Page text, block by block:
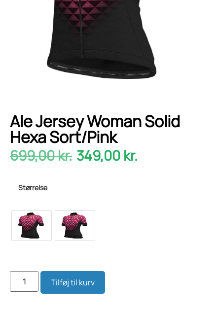
Ale Jersey Woman Solid
Hexa Sort/Pink
699,00kr. 349,00 kr.
Størrelse
Tilføj til kurv